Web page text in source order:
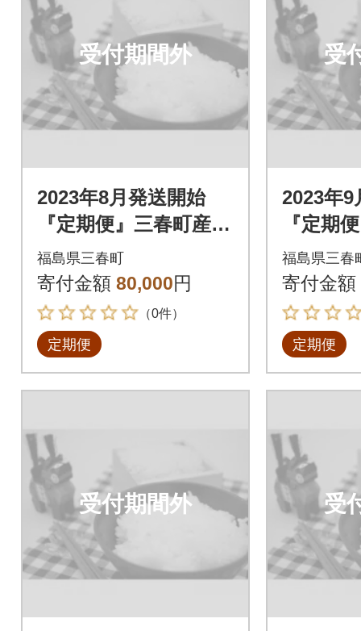
受付期間外
2023年8月発送開始
『定期便』三春町産コ
シヒカリ計15kg全4回
福島県三春町
寄付金額 80,000円
（0件）
定期便
受
2023年9
『定期
シヒカ
福島県三春
寄付金額
定期便
受付期間外 受